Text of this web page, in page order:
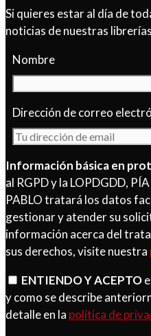
Si quieres estar al día de
noticias de nuestras
Nombre
Dirección de correo
Información básica en
al RGPD y la LOPDGDD,
PABLO tratará los datos
gestionar y atender su
información acerca del
sus derechos, visite nuestra
ENTIENDO Y ACEPTO
y como se describe
detalle en la política de